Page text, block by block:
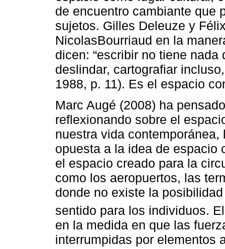
de encuentro cambiante que
sujetos. Gilles Deleuze y
NicolasBourriaud en la
dicen: “escribir no tiene
deslindar, cartografiar
1988, p. 11). Es el espacio
Marc Augé (2008) ha
reflexionando sobre el
nuestra vida
opuesta a la idea de espacio
el espacio creado para la
como los aeropuertos, las
donde no existe la
sentido para los individuos.
en la medida en que las
interrumpidas por elementos